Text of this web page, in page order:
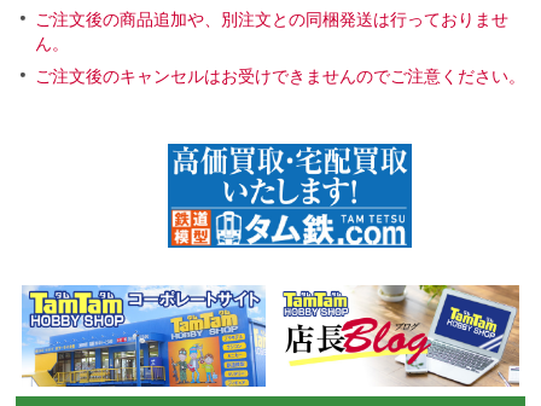
ご注文後の商品追加や、別注文との同梱発送は行っておりませ
ん。
ご注文後のキャンセルはお受けできませんのでご注意ください。